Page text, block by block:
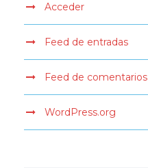
Acceder
Feed de entradas
Feed de comentarios
WordPress.org